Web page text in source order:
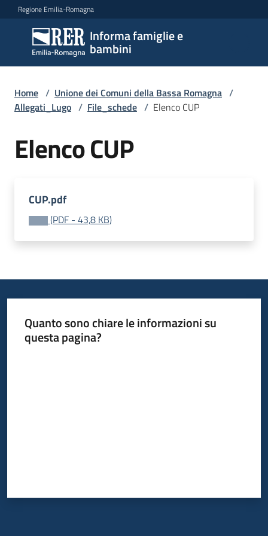
Vai al contenuto
Vai alla navigazione
Vai al footer
Regione Emilia-Romagna
Informa famiglie e
bambini
Informa
famiglie
e
bambini
Argomenti
Centri
le
locali
Home / Unione dei Comuni della Bassa Romagna /
Allegati_Lugo / File_schede / Elenco CUP
Elenco CUP
CUP.pdf
(PDF - 43,8 KB)
Quanto sono chiare le informazioni su
questa pagina?